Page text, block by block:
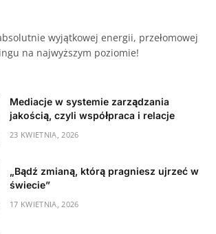
wyjątkowej energii, przełomowej
na najwyższym poziomie!
Mediacje w systemie zarządzania
jakością, czyli współpraca i relacje
23 KWIETNIA, 2026
„Bądź zmianą, którą pragniesz ujrzeć w
świecie”
17 KWIETNIA, 2026